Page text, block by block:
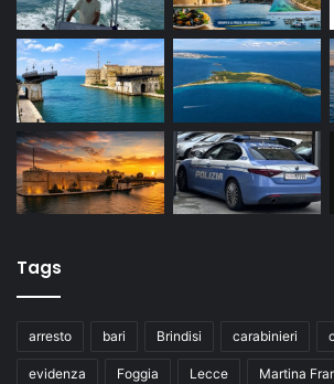
Tags
arresto bari Brindisi carabinieri
evidenza Foggia Lecce Martina